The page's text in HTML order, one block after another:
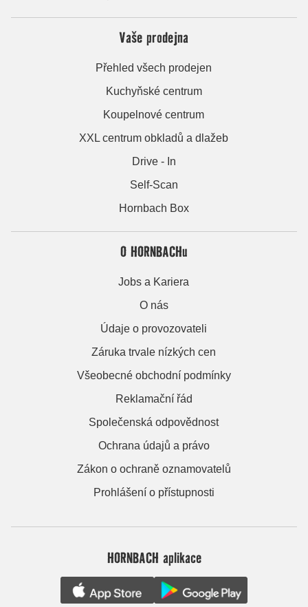
Vaše prodejna
Přehled všech prodejen
Kuchyňské centrum
Koupelnové centrum
XXL centrum obkladů a dlažeb
Drive - In
Self-Scan
Hornbach Box
O HORNBACHu
Jobs a Kariera
O nás
Údaje o provozovateli
Záruka trvale nízkých cen
Všeobecné obchodní podmínky
Reklamační řád
Společenská odpovědnost
Ochrana údajů a právo
Zákon o ochraně oznamovatelů
Prohlášení o přístupnosti
HORNBACH aplikace